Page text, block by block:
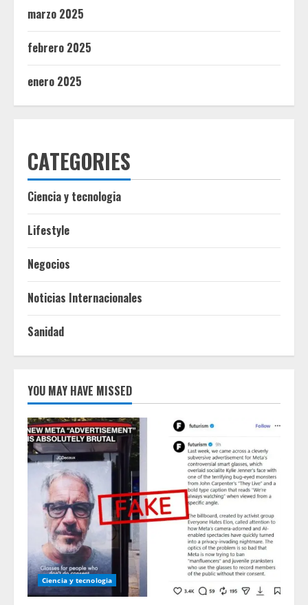
marzo 2025
febrero 2025
enero 2025
CATEGORIES
Ciencia y tecnologia
Lifestyle
Negocios
Noticias Internacionales
Sanidad
YOU MAY HAVE MISSED
Ciencia y tecnologia